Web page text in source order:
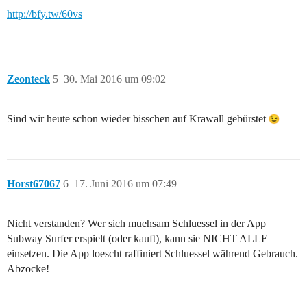
http://bfy.tw/60vs
Zeonteck 30. Mai 2016 um 09:02
5
Sind wir heute schon wieder bisschen auf Krawall gebürstet
Horst67067 17. Juni 2016 um 07:49
6
Nicht verstanden? Wer sich muehsam Schluessel in der App
Subway Surfer erspielt (oder kauft), kann sie NICHT ALLE
einsetzen. Die App loescht raffiniert Schluessel während Gebrauch.
Abzocke!